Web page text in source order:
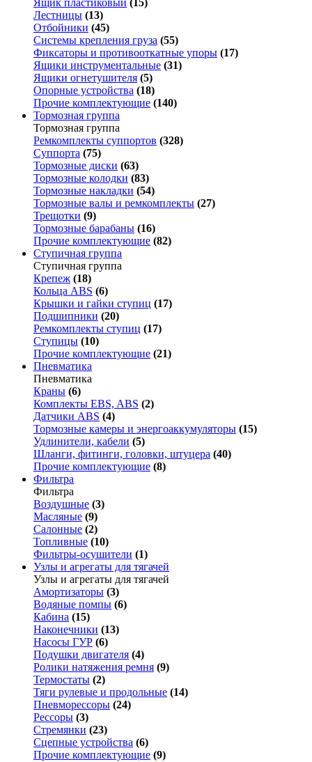
Ящик пластиковый (15)
Лестницы (13)
Отбойники (45)
Системы крепления груза (55)
Фиксаторы и противооткатные упоры (17)
Ящики инструментальные (31)
Ящики огнетушителя (5)
Опорные устройства (18)
Прочие комплектующие (140)
Тормозная группа
Тормозная группа
Ремкомплекты суппортов (328)
Суппорта (75)
Тормозные диски (63)
Тормозные колодки (83)
Тормозные накладки (54)
Тормозные валы и ремкомплекты (27)
Трещотки (9)
Тормозные барабаны (16)
Прочие комплектующие (82)
Ступичная группа
Ступичная группа
Крепеж (18)
Кольца ABS (6)
Крышки и гайки ступиц (17)
Подшипники (20)
Ремкомплекты ступиц (17)
Ступицы (10)
Прочие комплектующие (21)
Пневматика
Пневматика
Краны (6)
Комплекты EBS, ABS (2)
Датчики ABS (4)
Тормозные камеры и энергоаккумуляторы (15)
Удлинители, кабели (5)
Шланги, фитинги, головки, штуцера (40)
Прочие комплектующие (8)
Фильтра
Фильтра
Воздушные (3)
Масляные (9)
Салонные (2)
Топливные (10)
Фильтры-осушители (1)
Узлы и агрегаты для тягачей
Узлы и агрегаты для тягачей
Амортизаторы (3)
Водяные помпы (6)
Кабина (15)
Наконечники (13)
Насосы ГУР (6)
Подушки двигателя (4)
Ролики натяжения ремня (9)
Термостаты (2)
Тяги рулевые и продольные (14)
Пневморессоры (24)
Рессоры (3)
Стремянки (23)
Сцепные устройства (6)
Прочие комплектующие (9)